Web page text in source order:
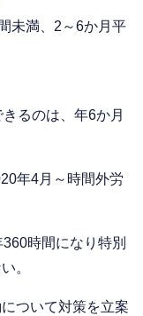
未満、2～6か月平
るのは、年6か月
年4月～時間外労
時間になり特別
。
ついて対策を立案